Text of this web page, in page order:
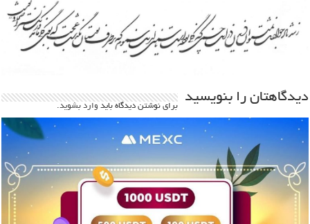
دیدگاهتان را بنویسید
برای نوشتن دیدگاه باید وارد بشوید.